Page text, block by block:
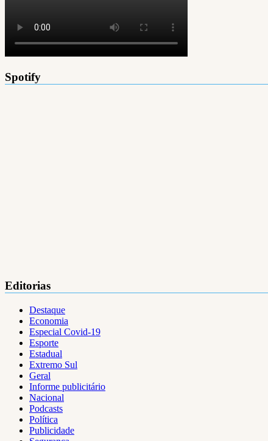
Spotify
Editorias
Destaque
Economia
Especial Covid-19
Esporte
Estadual
Extremo Sul
Geral
Informe publicitário
Nacional
Podcasts
Política
Publicidade